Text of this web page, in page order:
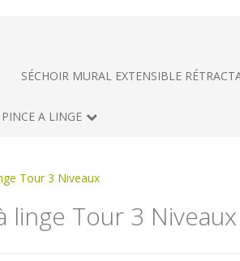
SÉCHOIR MURAL EXTENSIBLE
PINCE A LINGE
Tour 3 Niveaux
linge Tour 3 Niveaux